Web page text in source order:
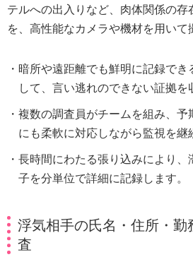
テルへの出入りなど、肉体関係の存
を、高性能なカメラや機材を用いて
暗所や遠距離でも鮮明に記録でき
して、言い逃れのできない証拠を
複数の調査員がチームを組み、予
にも柔軟に対応しながら監視を継
長時間にわたる張り込みにより、
子を分単位で詳細に記録します。
浮気相手の氏名・住所・勤
査